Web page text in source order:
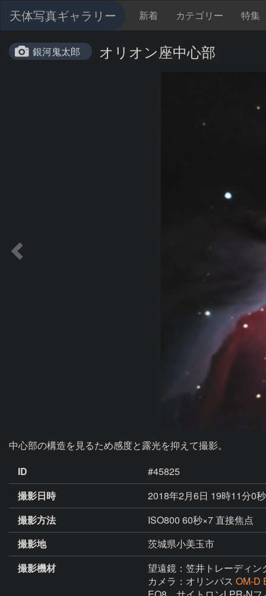
天体写真ギャラリー 新着 カテゴリー 特集
銀河鬼太郎 オリオン座中心部
中心部の構造を見るため感度と露光を抑えて撮影。
ID
#45825
撮影日時
2018年2月6日 19時11分0
撮影方法
ISO800 60秒×7 直接焦点
撮影地
茨城県小美玉市
撮影機材
望遠鏡：笠井トレーディ
カメラ：オリンパス OM-D